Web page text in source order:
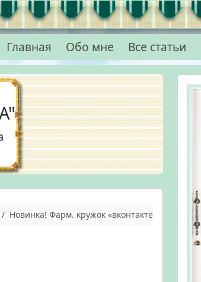
Главная Обо мне Все статьи
Новинка! Фарм. кружок «вконтакте»!